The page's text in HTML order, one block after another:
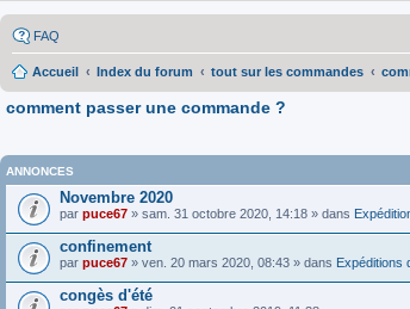
FAQ
Accueil Index du forum tout sur les commandes
comment passer une commande ?
ANNONCES
Novembre 2020
par puce67 » sam. 31 octobre 2020, 14:18 » dans
confinement
par puce67 » ven. 20 mars 2020, 08:43 » dans Expéditions
congès d'été